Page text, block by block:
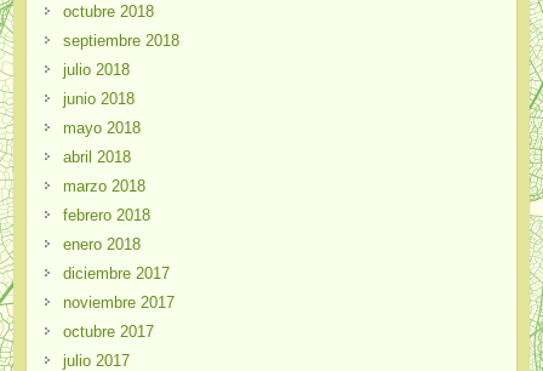
octubre 2018
septiembre 2018
julio 2018
junio 2018
mayo 2018
abril 2018
marzo 2018
febrero 2018
enero 2018
diciembre 2017
noviembre 2017
octubre 2017
julio 2017